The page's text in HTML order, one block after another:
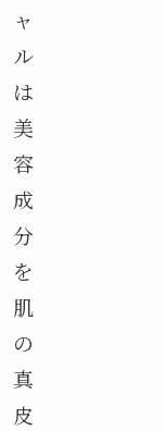
ャ
ル
は
美
容
成
分
を
肌
の
真
皮